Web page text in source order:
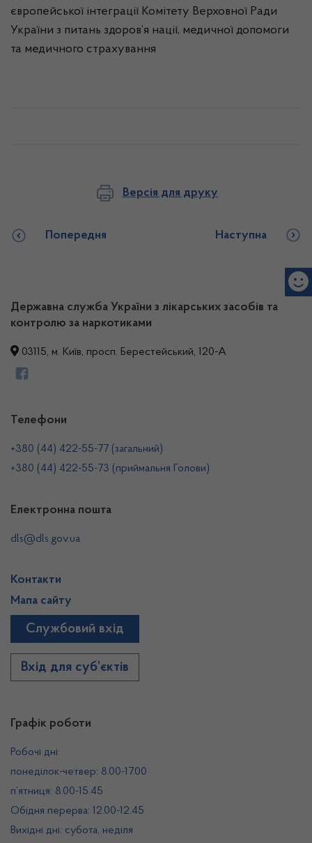
європейської інтеграції Комітету Верховної Ради
України з питань здоров’я нації, медичної допомоги
та медичного страхування
Версія для друку
Попередня Наступна
Державна служба України з лікарських засобів та
контролю за наркотиками
03115, м. Київ, просп. Берестейський, 120-А
Графік роботи
Робочі дні:
понеділок-четвер: 8.00-17.00
п’ятниця: 8.00-15.45
Обідня перерва: 12.00-12.45
Вихідні дні: субота, неділя
Телефони
+380 (44) 422-55-77 (загальний)
+380 (44) 422-55-73 (приймальня Голови)
Електронна пошта
dls@dls.gov.ua
Контакти
Мапа сайту
Службовий вхід
Вхід для суб’єктів